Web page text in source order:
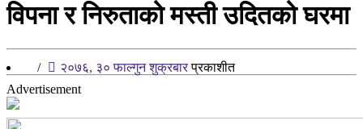
विपना र निरुताको मस्ती उदितको घरमा
/ २०७६, ३० फाल्गुन शुक्रबारप्रकाशीत
Advertisement